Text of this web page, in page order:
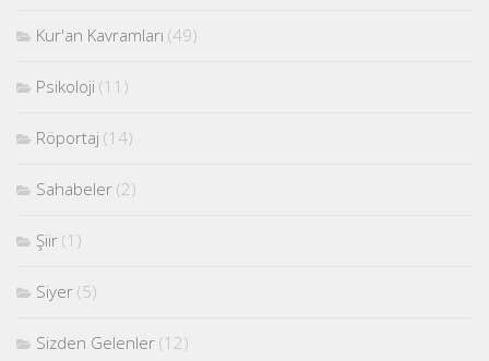
Kur'an Kavramları (49)
Psikoloji (11)
Röportaj (14)
Sahabeler (2)
Şiir (1)
Siyer (5)
Sizden Gelenler (12)